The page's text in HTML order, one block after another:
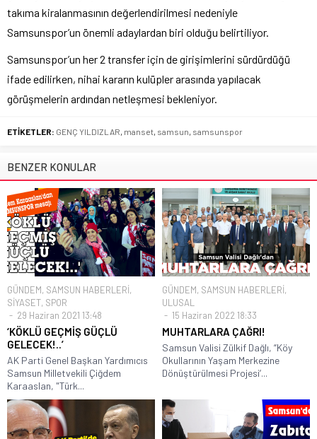
takıma kiralanmasının değerlendirilmesi nedeniyle
Samsunspor’un önemli adaylardan biri olduğu belirtiliyor.
Samsunspor’un her 2 transfer için de girişimlerini sürdürdüğü
ifade edilirken, nihai kararın kulüpler arasında yapılacak
görüşmelerin ardından netleşmesi bekleniyor.
ETİKETLER: GENÇ YILDIZLAR, manset, samsun, samsunspor
BENZER KONULAR
GÜNDEM, SAMSUN HABERLERİ,
SİYASET, SPOR
29 Haziran 2021 13:48
‘KÖKLÜ GEÇMİŞ GÜÇLÜ
GELECEK!..’
AK Parti Genel Başkan Yardımıcıs
Samsun Milletvekili Çiğdem
Karaaslan, "Türk...
GÜNDEM, SAMSUN HABERLERİ,
ULUSAL
15 Haziran 2022 18:33
MUHTARLARA ÇAĞRI!
Samsun Valisi Zülkif Dağlı, “Köy
Okullarının Yaşam Merkezine
Dönüştürülmesi Projesi’...